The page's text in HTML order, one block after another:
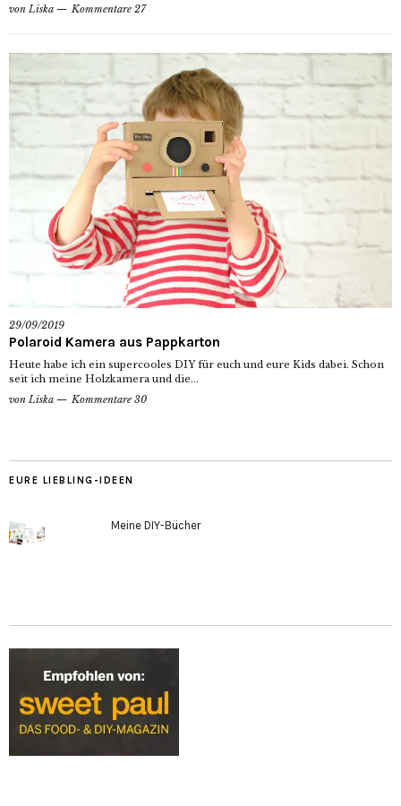
von Liska Kommentare 27
29/09/2019
Polaroid Kamera aus Pappkarton
Heute habe ich ein supercooles DIY für euch und eure Kids dabei. Schon
seit ich meine Holzkamera und die...
von Liska Kommentare 30
EURE LIEBLING-IDEEN
Meine DIY-Bücher